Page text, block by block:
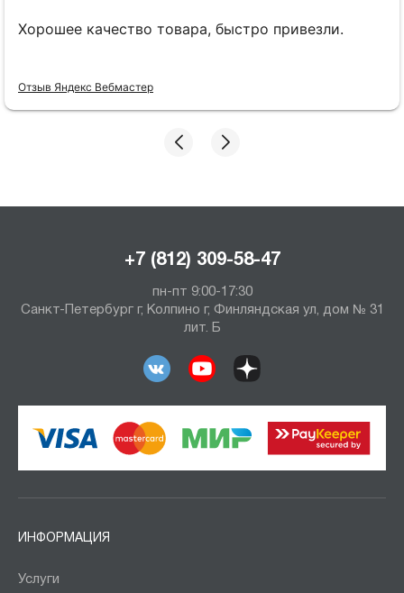
Хорошее качество товара, быстро привезли.
Отзыв Яндекс Вебмастер
+7 (812) 309-58-47
пн-пт 9:00-17:30
Санкт-Петербург г, Колпино г, Финляндская ул, дом № 31
лит. Б
ИНФОРМАЦИЯ
Услуги